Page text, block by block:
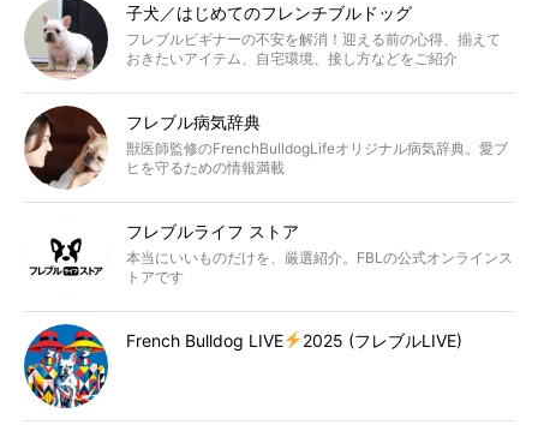
子犬／はじめてのフレンチブルドッグ
フレブルビギナーの不安を解消！迎える前の心得、揃えて
おきたいアイテム、自宅環境、接し方などをご紹介
フレブル病気辞典
獣医師監修のFrenchBulldogLifeオリジナル病気辞典。愛ブ
ヒを守るための情報満載
フレブルライフ ストア
本当にいいものだけを、厳選紹介。FBLの公式オンラインス
トアです
French Bulldog LIVE 2025 (フレブルLIVE)